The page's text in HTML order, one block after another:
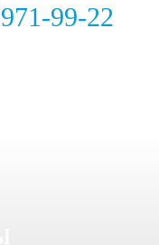
971-99-22